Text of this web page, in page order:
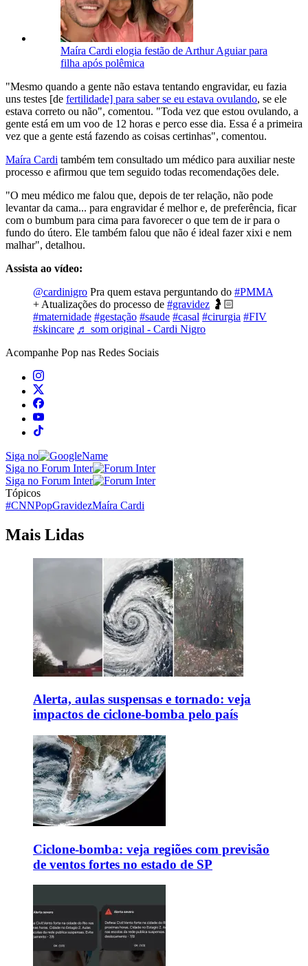
Maíra Cardi elogia festão de Arthur Aguiar para
filha após polêmica
"Mesmo quando a gente não estava tentando engravidar, eu fazia
uns testes [de fertilidade] para saber se eu estava ovulando, se ele
estava correto ou não", comentou. "Toda vez que estou ovulando, a
gente está em um voo de 12 horas e perco esse dia. Essa é a primeira
vez que a gente está fazendo as coisas certinhas", comentou.
Maíra Cardi também tem consultado um médico para auxiliar neste
processo e afirmou que tem seguido todas recomendações dele.
"O meu médico me falou que, depois de ter relação, não pode
levantar da cama... para engravidar é melhor e, de preferência, ficar
com o bumbum para cima para favorecer o que tem de ir para o
fundo do útero. Ele também falou que não é ideal fazer xixi e nem
malhar", detalhou.
Assista ao vídeo:
@cardinigro Pra quem estava perguntando do #PMMA
+ Atualizações do processo de #gravidez 🤰🏻
#maternidade #gestação #saude #casal #cirurgia #FIV
#skincare ♬ som original - Cardi Nigro
Acompanhe Pop nas Redes Sociais
Siga no
Siga no Forum Inter
Siga no Forum Inter
Tópicos
#CNNPopGravidezMaíra Cardi
Mais Lidas
Alerta, aulas suspensas e tornado: veja
impactos de ciclone-bomba pelo país
Ciclone-bomba: veja regiões com previsão
de ventos fortes no estado de SP